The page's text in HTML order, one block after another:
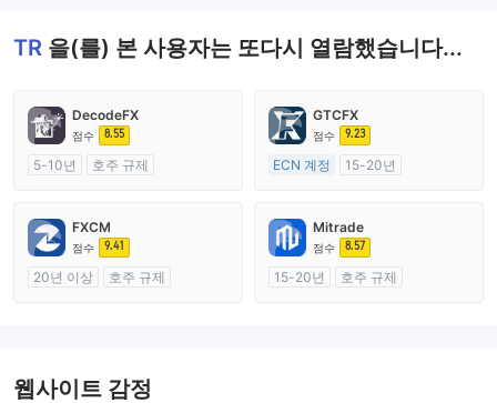
TR 을(를) 본 사용자는 또다시 열람했습니다...
DecodeFX
점수 8.55
5-10년
호주 규제
마스터 레이블 MT4
GTCFX
점수 9.23
ECN 계정
15-20년
외환 거래 라이선스 (MM)
마스터 레이블 MT4
FXCM
점수 9.41
20년 이상
호주 규제
Mitrade
점수 8.57
15-20년
호주 규제
웹사이트 감정